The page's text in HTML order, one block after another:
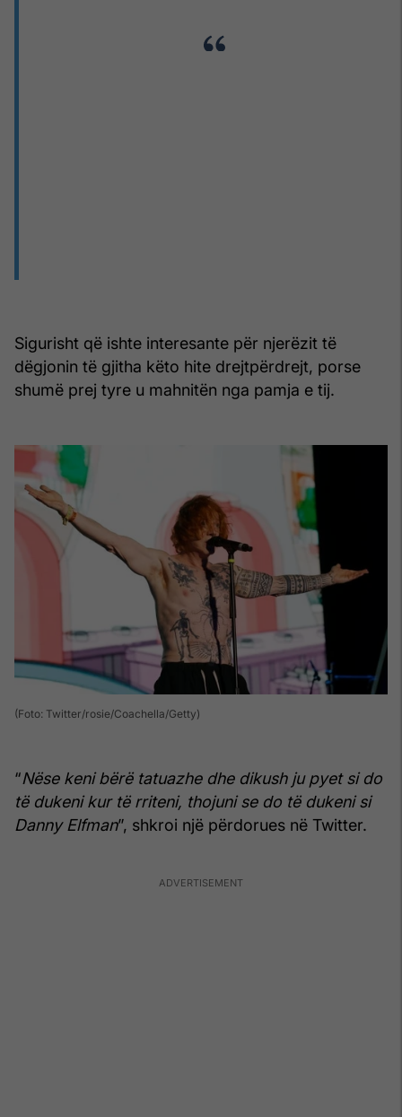
Sigurisht që ishte interesante për njerëzit të
dëgjonin të gjitha këto hite drejtpërdrejt, porse
shumë prej tyre u mahnitën nga pamja e tij.
(Foto: Twitter/rosie/Coachella/Getty)
“Nëse keni bërë tatuazhe dhe dikush ju pyet si do
të dukeni kur të rriteni, thojuni se do të dukeni si
Danny Elfman”, shkroi një përdorues në Twitter.